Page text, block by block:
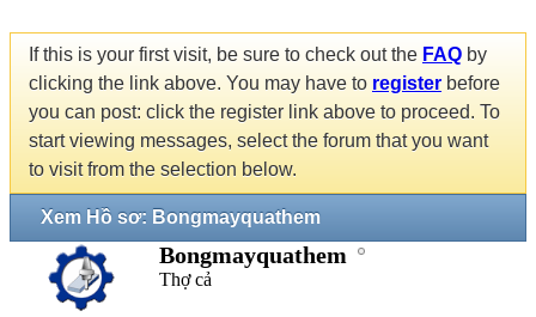
If this is your first visit, be sure to check out the FAQ by
clicking the link above. You may have to register before
you can post: click the register link above to proceed. To
start viewing messages, select the forum that you want
to visit from the selection below.
Xem Hồ sơ: Bongmayquathem
Bongmayquathem
Thợ cả